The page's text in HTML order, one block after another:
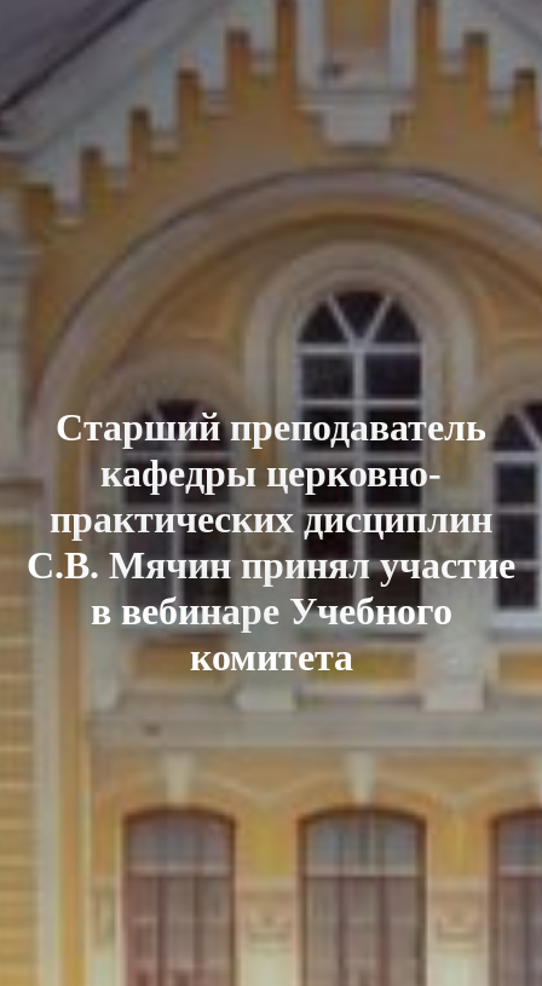
Старший преподаватель
кафедры церковно-
практических дисциплин
С.В. Мячин принял участие
в вебинаре Учебного
комитета